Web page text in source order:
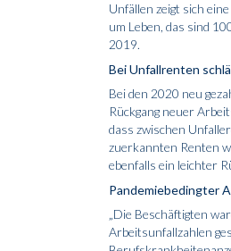
Unfällen zeigt sich
um Leben, das sind
2019.
Bei Unfallrenten
Bei den 2020 neu
Rückgang neuer
dass zwischen
zuerkannten Renten
ebenfalls ein leichter
Pandemiebedingter
„Die Beschäftigten
Arbeitsunfallzahlen